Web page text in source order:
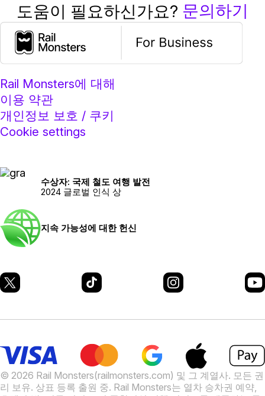
도움이 필요하신가요? 문의하기
Rail Monsters에 대해
이용 약관
개인정보 보호 / 쿠키
Cookie settings
수상자: 국제 철도 여행 발전
2024 글로벌 인식 상
지속 가능성에 대한 헌신
© 2026 Rail Monsters(railmonsters.com) 및 그 계열사. 모든 권
리 보유. 상표 등록 출원 중. Rail Monsters는 열차 승차권 예약,